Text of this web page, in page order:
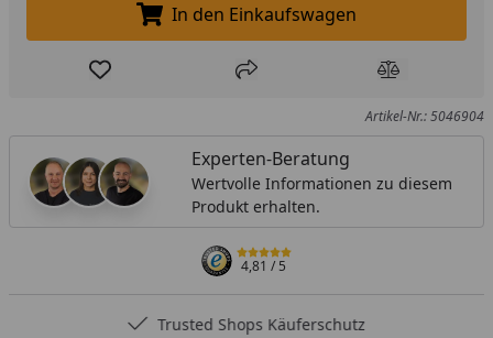
In den Einkaufswagen legen
In den Einkaufswagen
Produkt zur Wunschliste hinzufügen
Teilen Produkt
Artikel-Nr.: 5046904
Experten-Beratung
Wertvolle Informationen zu diesem
Produkt erhalten.
4,81/ 5
Trusted Shops Käuferschutz